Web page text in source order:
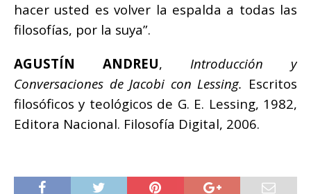
hacer usted es volver la espalda a todas las
filosofías, por la suya”.
AGUSTÍN ANDREU, Introducción y
Conversaciones de Jacobi con Lessing. Escritos
filosóficos y teológicos de G. E. Lessing, 1982,
Editora Nacional. Filosofía Digital, 2006.